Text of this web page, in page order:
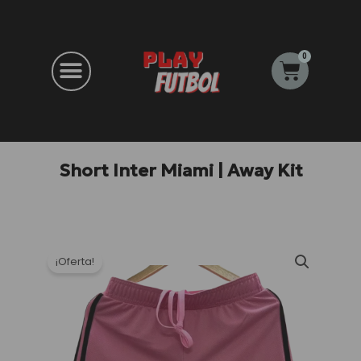
0
Carrito
Short Inter Miami | Away Kit
¡Oferta!